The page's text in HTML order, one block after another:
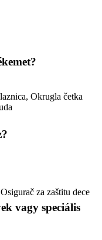
Okrugla četka
za zaštitu dece
vagy speciális